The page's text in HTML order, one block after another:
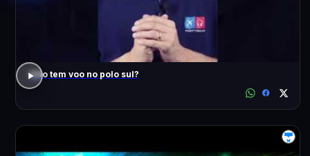
Não tem voo no polo sul?